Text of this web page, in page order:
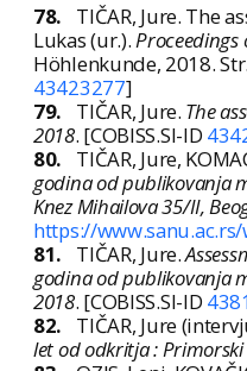
78.
TIČAR, Jure. The
Lukas (ur.).Proceedings
Höhlenkunde, 2018.
43423277]
79.
TIČAR, Jure. The
2018. [COBISS.SI-ID
80.
TIČAR, Jure,
godina od publikovanja
Knez Mihailova 35/II,
https://
81.
TIČAR, Jure.
godina od publikovanja
2018. [COBISS.SI-ID
82.
TIČAR, Jure
let od odkritja : Primorski